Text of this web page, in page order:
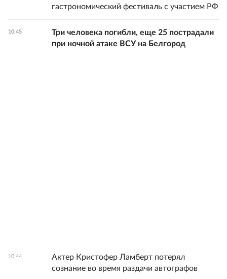
гастрономический фестиваль с участием РФ
10:45
Три человека погибли, еще 25 пострадали
при ночной атаке ВСУ на Белгород
10:44
Актер Кристофер Ламберт потерял
сознание во время раздачи автографов